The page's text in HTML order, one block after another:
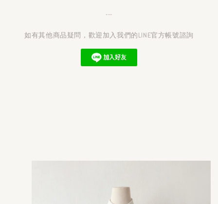
---
如有其他商品疑問，歡迎加入我們的LINE官方帳號諮詢